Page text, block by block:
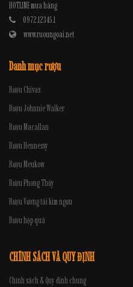
HOTLINE mua hàng
0972.12345.1
www.ruoungoai.net
Danh mục rượu
Rượu Chivas
Rượu Johnnie Walker
Rượu Macallan
Rượu Hennessy
Rượu Meukow
Rượu Phong Thủy
Rượu Vương tài kim ngưu
Rượu hộp quà
CHÍNH SÁCH VÀ QUY ĐỊNH
Chính sách & Quy định chung